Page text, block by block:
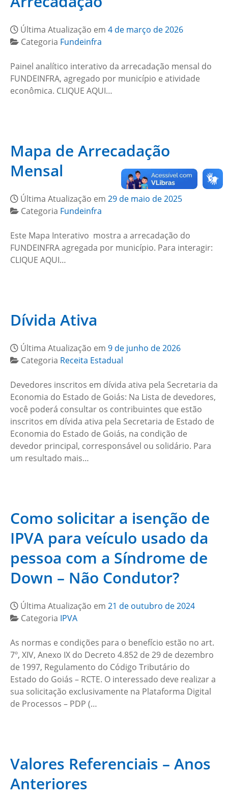
Última Atualização em 4 de março de 2026
Categoria Fundeinfra
Painel analítico interativo da arrecadação mensal do
FUNDEINFRA, agregado por município e atividade
econômica. CLIQUE AQUI…
Mapa de Arrecadação
Mensal
Última Atualização em 29 de maio de 2025
Categoria Fundeinfra
Este Mapa Interativo mostra a arrecadação do
FUNDEINFRA agregada por município. Para interagir:
CLIQUE AQUI…
Dívida Ativa
Última Atualização em 9 de junho de 2026
Categoria Receita Estadual
Devedores inscritos em dívida ativa pela Secretaria da
Economia do Estado de Goiás: Na Lista de devedores,
você poderá consultar os contribuintes que estão
inscritos em dívida ativa pela Secretaria de Estado de
Economia do Estado de Goiás, na condição de
devedor principal, corresponsável ou solidário. Para
um resultado mais…
Como solicitar a isenção de
IPVA para veículo usado da
pessoa com a Síndrome de
Down – Não Condutor?
Última Atualização em 21 de outubro de 2024
Categoria IPVA
As normas e condições para o benefício estão no art.
7º, XIV, Anexo IX do Decreto 4.852 de 29 de dezembro
de 1997, Regulamento do Código Tributário do
Estado do Goiás – RCTE. O interessado deve realizar a
sua solicitação exclusivamente na Plataforma Digital
de Processos – PDP (…
Valores Referenciais – Anos
Anteriores